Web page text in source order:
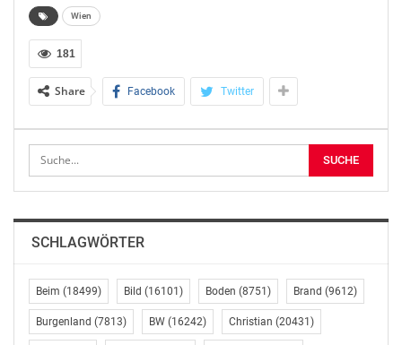
Geschäftsführer von meinungsraum.at: „Man könnte
Vegetarismus sprechen. Vor 13 Jahren waren es gerade
mal drei Prozent der heimischen Bevölkerung, die sich
fleischlos ernährten.“
Es zählt die Qualität und nicht der Preis
bezahlen. Vegetarier würden fast 30 und Flexitarier
rund 25 Prozent aufzahlen. Die Flexitarier liegen damit
Josef, Geschäftsführer der Wirtschaftsanalytische
Forschung GmbH Triconsult:
„Man sieht, dass vor allem die Veganer und die
Wien
181
Share Facebook Twitter
SCHLAGWÖRTER
Beim (18499) Bild (16101) Boden (8751) Brand (9612)
Burgenland (7813) BW (16242) Christian (20431)